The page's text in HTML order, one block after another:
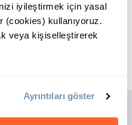
iyileştirmek için yasal
(cookies) kullanıyoruz.
veya kişiselleştirerek
Ayrıntıları göster